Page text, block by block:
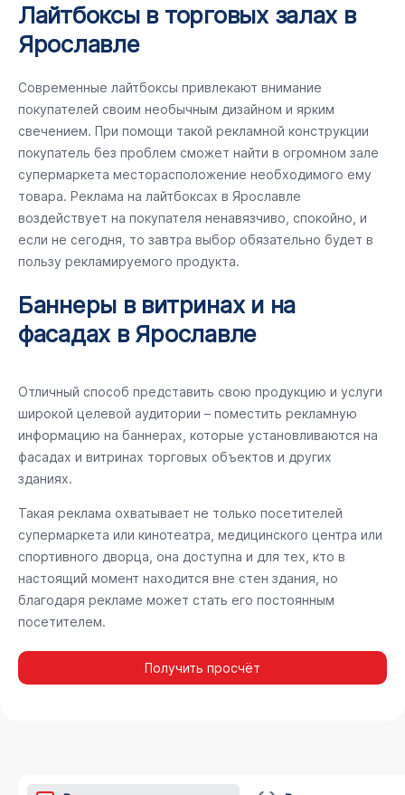
Лайтбоксы в торговых залах в
Ярославле
Современные лайтбоксы привлекают внимание
покупателей своим необычным дизайном и ярким
свечением. При помощи такой рекламной конструкции
покупатель без проблем сможет найти в огромном зале
супермаркета месторасположение необходимого ему
товара. Реклама на лайтбоксах в Ярославле
воздействует на покупателя ненавязчиво, спокойно, и
если не сегодня, то завтра выбор обязательно будет в
пользу рекламируемого продукта.
Баннеры в витринах и на
фасадах в Ярославле
Отличный способ представить свою продукцию и услуги
широкой целевой аудитории – поместить рекламную
информацию на баннерах, которые установливаются на
фасадах и витринах торговых объектов и других
зданиях.
Такая реклама охватывает не только посетителей
супермаркета или кинотеатра, медицинского центра или
спортивного дворца, она доступна и для тех, кто в
настоящий момент находится вне стен здания, но
благодаря рекламе может стать его постоянным
посетителем.
Получить просчёт